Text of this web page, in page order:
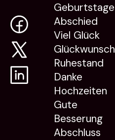
Geburtstage
Abschied
Viel Glück
Glückwunsch
Ruhestand
Danke
Hochzeiten
Gute
Besserung
Abschluss